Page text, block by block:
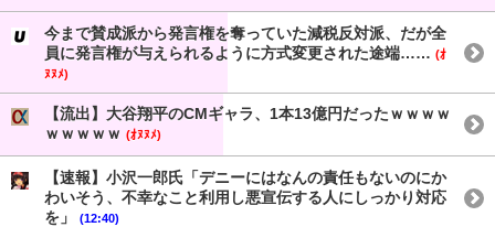
今まで賛成派から発言権を奪っていた減税反対派、だが全
員に発言権が与えられるように方式変更された途端…… (ｵ
ﾇﾇﾒ)
【流出】大谷翔平のCMギャラ、1本13億円だったｗｗｗｗ
ｗｗｗｗｗ (ｵﾇﾇﾒ)
【速報】小沢一郎氏「デニーにはなんの責任もないのにか
わいそう、不幸なこと利用し悪宣伝する人にしっかり対応
を」
(12:40)